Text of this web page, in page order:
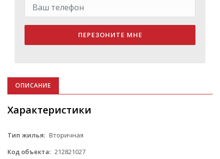
ПЕРЕЗОНИТЕ МНЕ
ОПИСАНИЕ
Характеристики
Тип жилья: Вторичная
Код объекта: 212821027